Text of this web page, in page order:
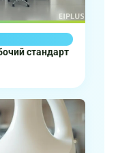
стандарт